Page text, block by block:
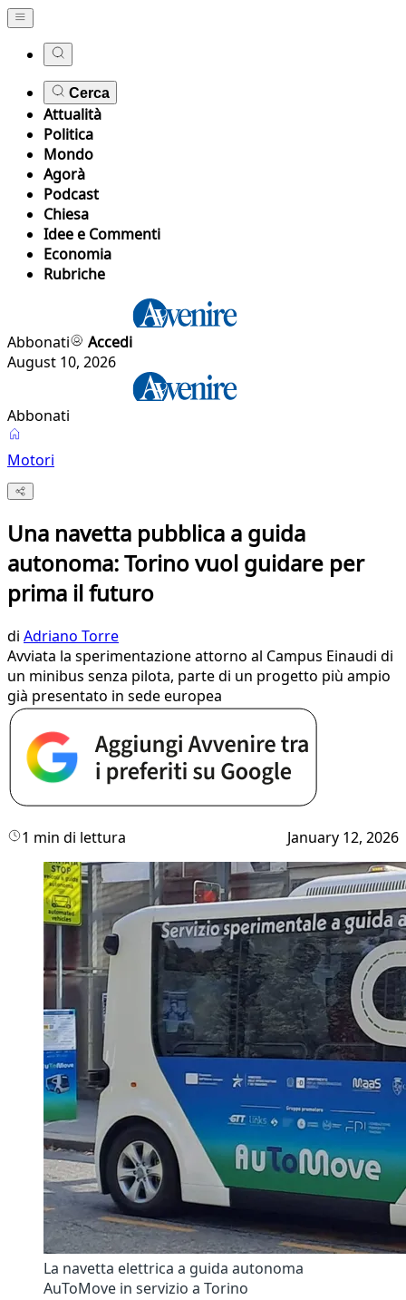
Cerca
Attualità
Politica
Mondo
Agorà
Podcast
Chiesa
Idee e Commenti
Economia
Rubriche
Abbonati
Accedi
August 10, 2026
Abbonati
Motori
Una navetta pubblica a guida
autonoma: Torino vuol guidare per
prima il futuro
di Adriano Torre
Avviata la sperimentazione attorno al Campus Einaudi di
un minibus senza pilota, parte di un progetto più ampio
già presentato in sede europea
1 min di lettura January 12, 2026
La navetta elettrica a guida autonoma
AuToMove in servizio a Torino